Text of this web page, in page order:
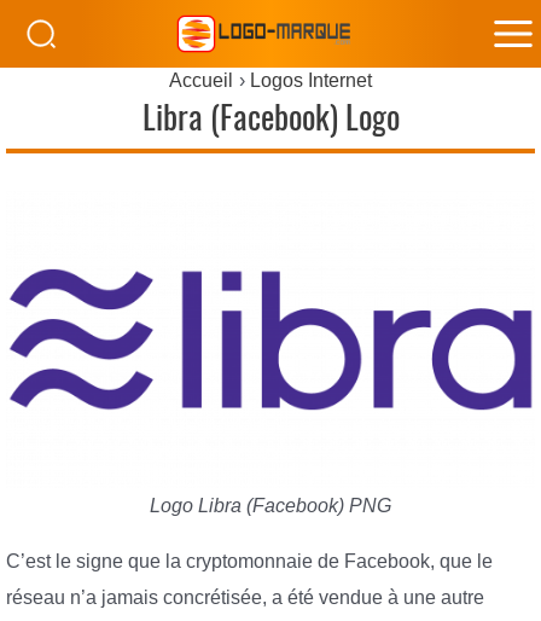
Accueil Logos Internet
Libra (Facebook) Logo
Logo Libra (Facebook) PNG
C’est le signe que la cryptomonnaie de Facebook, que le
réseau n’a jamais concrétisée, a été vendue à une autre